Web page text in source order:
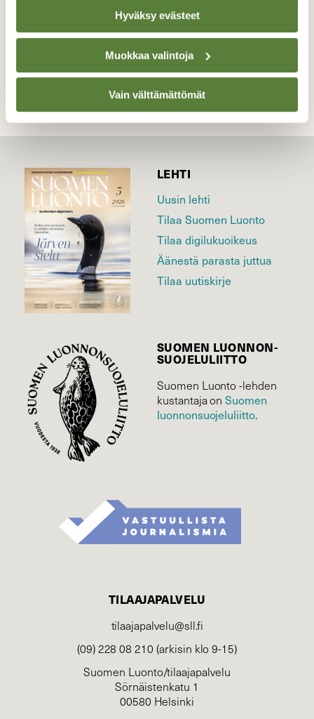
Hyväksy evästeet
Muokkaa valintoja
Vain välttämättömät
TAKAISIN LISTAAN
LEHTI
Uusin lehti
Tilaa Suomen Luonto
Tilaa digilukuoikeus
Äänestä parasta juttua
Tilaa uutiskirje
SUOMEN LUONNON­
SUOJELU­LIITTO
Suomen Luonto -lehden
kustantaja onSuomen
luonnonsuojelu­liitto.
TILAAJAPALVELU
tilaajapalvelu@sll.fi
(09) 228 08 210 (arkisin klo 9-15)
Suomen Luonto/tilaajapalvelu
Sörnäistenkatu 1
00580 Helsinki